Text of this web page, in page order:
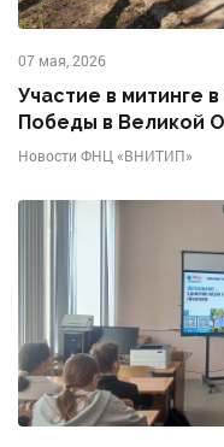
07 мая, 2026
Участие в митинге
Победы в Великой
Новости ФНЦ «ВНИТИП»